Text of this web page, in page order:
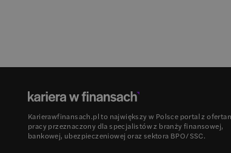
Karierawfinansach.pl to największy w Polsce portal z
pracy przeznaczony dla specjalistów z branży finansowej,
bankowej, ubezpieczeniowej oraz sektora BPO/SSC.